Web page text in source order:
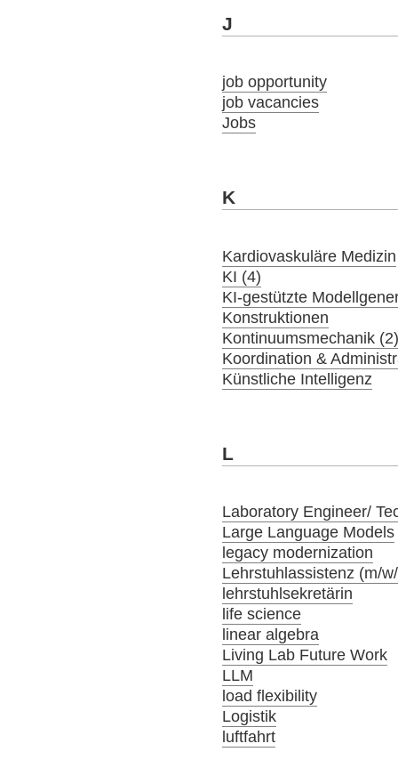
J
job opportunity
job vacancies
Jobs
K
Kardiovaskuläre Medizin
KI (4)
KI-gestützte
Konstruktionen
Kontinuumsmechanik
Koordination &
Künstliche Intelligenz
L
Laboratory Engineer/
Large Language Models
legacy modernization
Lehrstuhlassistenz (m/
lehrstuhlsekretärin
life science
linear algebra
Living Lab Future Work
LLM
load flexibility
Logistik
luftfahrt